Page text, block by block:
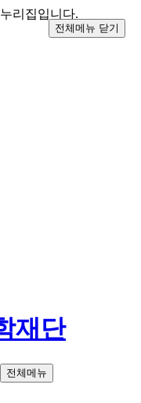
리집입니다.
전체메뉴
전체메뉴 닫기